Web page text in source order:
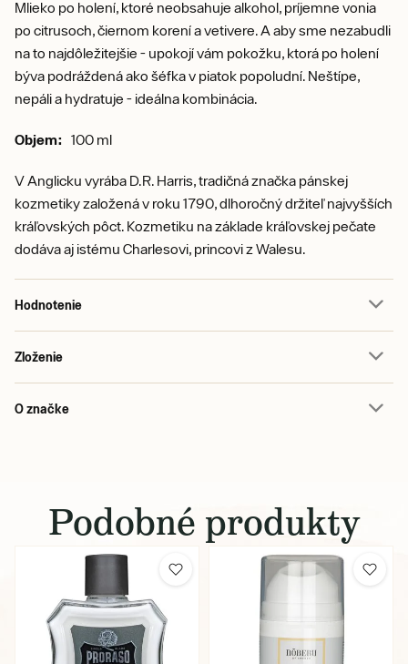
Mlieko po holení, ktoré neobsahuje alkohol, príjemne vonia
po citrusoch, čiernom korení a vetivere. A aby sme nezabudli
na to najdôležitejšie - upokojí vám pokožku, ktorá po holení
býva podráždená ako šéfka v piatok popoludní. Neštípe,
nepáli a hydratuje - ideálna kombinácia.
Objem: 100 ml
V Anglicku vyrába D.R. Harris, tradičná značka pánskej
kozmetiky založená v roku 1790, dlhoročný držiteľ najvyšších
kráľovských pôct. Kozmetiku na základe kráľovskej pečate
dodáva aj istému Charlesovi, princovi z Walesu.
Hodnotenie
Zloženie
O značke
Podobné produkty